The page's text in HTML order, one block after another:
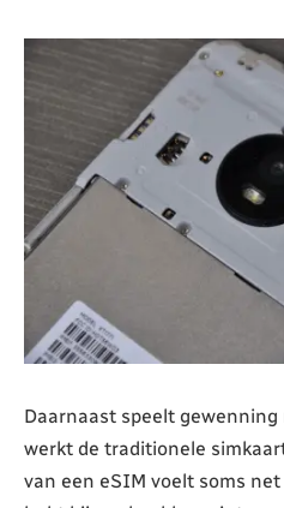
Daarnaast speelt gewenning
werkt de traditionele
van een eSIM voelt soms